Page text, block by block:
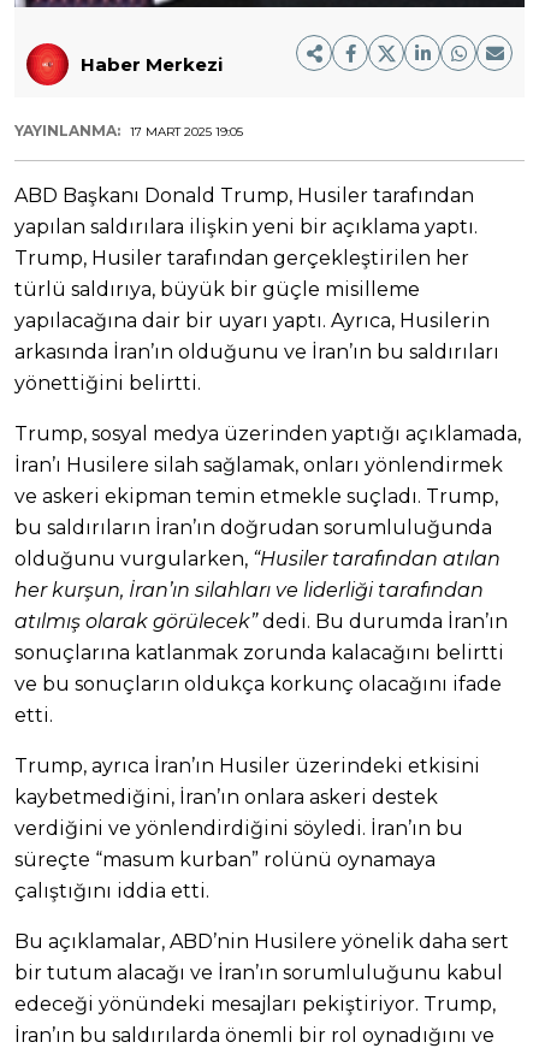
Haber Merkezi
YAYINLANMA: 17 MART 2025 19:05
ABD Başkanı Donald Trump, Husiler tarafından
yapılan saldırılara ilişkin yeni bir açıklama yaptı.
Trump, Husiler tarafından gerçekleştirilen her
türlü saldırıya, büyük bir güçle misilleme
yapılacağına dair bir uyarı yaptı. Ayrıca, Husilerin
arkasında İran’ın olduğunu ve İran’ın bu saldırıları
yönettiğini belirtti.
Trump, sosyal medya üzerinden yaptığı açıklamada,
İran’ı Husilere silah sağlamak, onları yönlendirmek
ve askeri ekipman temin etmekle suçladı. Trump,
bu saldırıların İran’ın doğrudan sorumluluğunda
olduğunu vurgularken, “Husiler tarafından atılan
her kurşun, İran’ın silahları ve liderliği tarafından
atılmış olarak görülecek”dedi. Bu durumda İran’ın
sonuçlarına katlanmak zorunda kalacağını belirtti
ve bu sonuçların oldukça korkunç olacağını ifade
etti.
Trump, ayrıca İran’ın Husiler üzerindeki etkisini
kaybetmediğini, İran’ın onlara askeri destek
verdiğini ve yönlendirdiğini söyledi. İran’ın bu
süreçte “masum kurban” rolünü oynamaya
çalıştığını iddia etti.
Bu açıklamalar, ABD’nin Husilere yönelik daha sert
bir tutum alacağı ve İran’ın sorumluluğunu kabul
edeceği yönündeki mesajları pekiştiriyor. Trump,
İran’ın bu saldırılarda önemli bir rol oynadığını ve